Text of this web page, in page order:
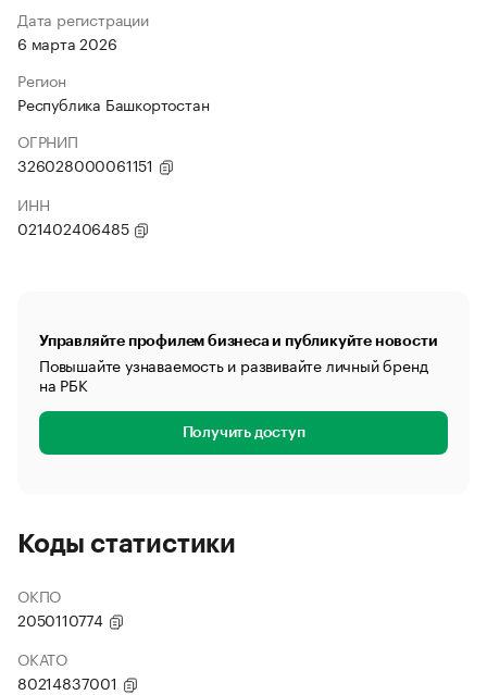
Дата регистрации
6 марта 2026
Регион
Республика Башкортостан
ОГРНИП
326028000061151
ИНН
021402406485
Управляйте профилем бизнеса и публикуйте новости
Повышайте узнаваемость и развивайте личный бренд
на РБК
Получить доступ
Коды статистики
ОКПО
2050110774
ОКАТО
80214837001